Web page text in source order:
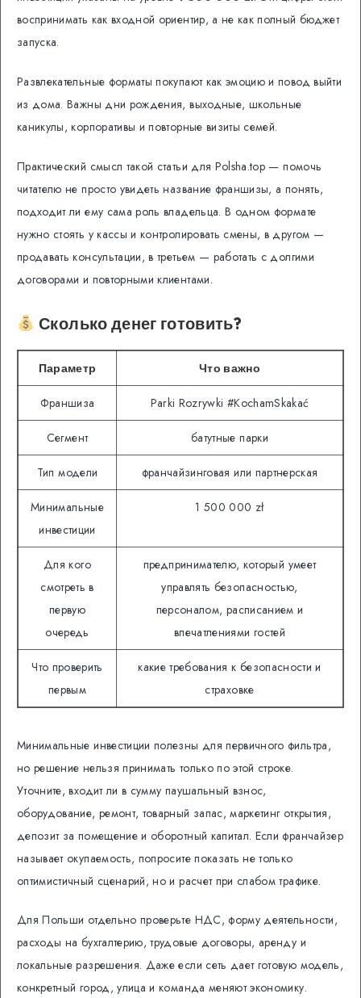
воспринимать как входной ориентир, а не как полный бюджет
запуска.
Развлекательные форматы покупают как эмоцию и повод выйти
из дома. Важны дни рождения, выходные, школьные
каникулы, корпоративы и повторные визиты семей.
Практический смысл такой статьи для Polsha.top — помочь
читателю не просто увидеть название франшизы, а понять,
подходит ли ему сама роль владельца. В одном формате
нужно стоять у кассы и контролировать смены, в другом —
продавать консультации, в третьем — работать с долгими
договорами и повторными клиентами.
Сколько денег готовить?
Параметр Что важно
Франшиза Parki Rozrywki #KochamSkakać
Сегмент батутные парки
Тип модели франчайзинговая или партнерская
Минимальные
инвестиции
1 500 000 zł
Для кого
смотреть в
первую
очередь
предпринимателю, который умеет
управлять безопасностью,
персоналом, расписанием и
впечатлениями гостей
Что проверить
первым
какие требования к безопасности и
страховке
Минимальные инвестиции полезны для первичного фильтра,
но решение нельзя принимать только по этой строке.
Уточните, входит ли в сумму паушальный взнос,
оборудование, ремонт, товарный запас, маркетинг открытия,
депозит за помещение и оборотный капитал. Если франчайзер
называет окупаемость, попросите показать не только
оптимистичный сценарий, но и расчет при слабом трафике.
Для Польши отдельно проверьте НДС, форму деятельности,
расходы на бухгалтерию, трудовые договоры, аренду и
локальные разрешения. Даже если сеть дает готовую модель,
конкретный город, улица и команда меняют экономику.